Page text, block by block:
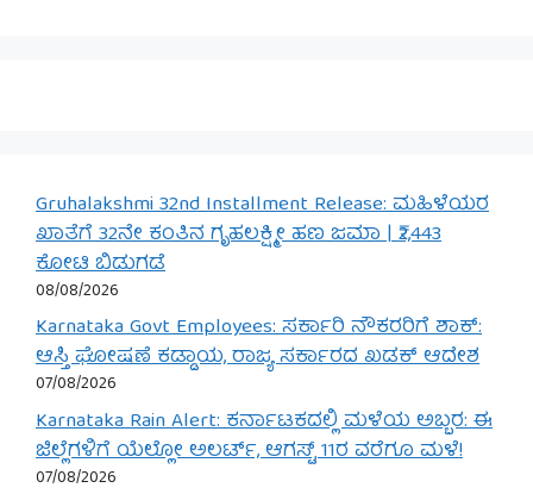
Gruhalakshmi 32nd Installment Release: ಮಹಿಳೆಯರ
ಖಾತೆಗೆ 32ನೇ ಕಂತಿನ ಗೃಹಲಕ್ಷ್ಮೀ ಹಣ ಜಮಾ | ₹2,443
ಕೋಟಿ ಬಿಡುಗಡೆ
08/08/2026
Karnataka Govt Employees: ಸರ್ಕಾರಿ ನೌಕರರಿಗೆ ಶಾಕ್:
ಆಸ್ತಿ ಘೋಷಣೆ ಕಡ್ಡಾಯ, ರಾಜ್ಯ ಸರ್ಕಾರದ ಖಡಕ್ ಆದೇಶ
07/08/2026
Karnataka Rain Alert: ಕರ್ನಾಟಕದಲ್ಲಿ ಮಳೆಯ ಅಬ್ಬರ: ಈ
ಜಿಲ್ಲೆಗಳಿಗೆ ಯೆಲ್ಲೋ ಅಲರ್ಟ್, ಆಗಸ್ಟ್ 11ರ ವರೆಗೂ ಮಳೆ!
07/08/2026